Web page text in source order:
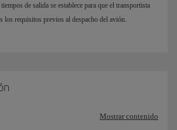
de salida se establece para que el transportista
los requisitos previos al despacho del avión.
Mostrar contenido